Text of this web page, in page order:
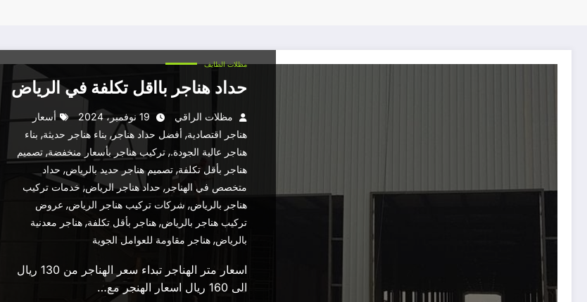
مظلات الطايف
حداد هناجر بااقل تكلفة في الرياض
مظلات الراقي 19 نوفمبر، 2024
أسعار
هناجر اقتصادية, أفضل حداد هناجر, بناء هناجر حديثة, بناء
هناجر عالية الجودة., تركيب هناجر بأسعار منخفضة, تصميم
هناجر بأقل تكلفة, تصميم هناجر حديد بالرياض, حداد
متخصص في الهناجر , حداد هناجر الرياض, خدمات تركيب
هناجر بالرياض, شركات تركيب هناجر الرياض, عروض
تركيب هناجر بالرياض, هناجر بأقل تكلفة, هناجر معدنية
بالرياض, هناجر مقاومة للعوامل الجوية
اسعار متر الهناجر تبداء سعر الهناجر من 130 ريال
الى 160 ريال اسعار الهنجر مع…